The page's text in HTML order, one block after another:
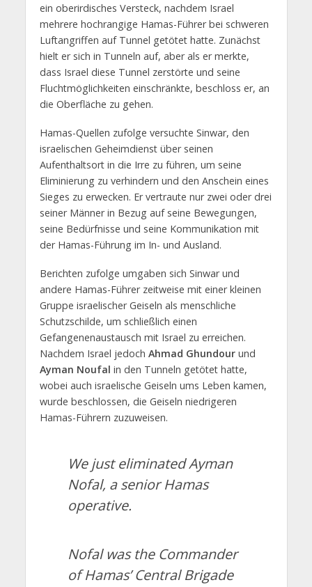
ein oberirdisches Versteck, nachdem Israel
mehrere hochrangige Hamas-Führer bei schweren
Luftangriffen auf Tunnel getötet hatte. Zunächst
hielt er sich in Tunneln auf, aber als er merkte,
dass Israel diese Tunnel zerstörte und seine
Fluchtmöglichkeiten einschränkte, beschloss er, an
die Oberfläche zu gehen.
Hamas-Quellen zufolge versuchte Sinwar, den
israelischen Geheimdienst über seinen
Aufenthaltsort in die Irre zu führen, um seine
Eliminierung zu verhindern und den Anschein eines
Sieges zu erwecken. Er vertraute nur zwei oder drei
seiner Männer in Bezug auf seine Bewegungen,
seine Bedürfnisse und seine Kommunikation mit
der Hamas-Führung im In- und Ausland.
Berichten zufolge umgaben sich Sinwar und
andere Hamas-Führer zeitweise mit einer kleinen
Gruppe israelischer Geiseln als menschliche
Schutzschilde, um schließlich einen
Gefangenenaustausch mit Israel zu erreichen.
Nachdem Israel jedoch Ahmad Ghundourund
Ayman Noufal in den Tunneln getötet hatte,
wobei auch israelische Geiseln ums Leben kamen,
wurde beschlossen, die Geiseln niedrigeren
Hamas-Führern zuzuweisen.
We just eliminated Ayman
Nofal, a senior Hamas
operative.
Nofal was the Commander
of Hamas’ Central Brigade